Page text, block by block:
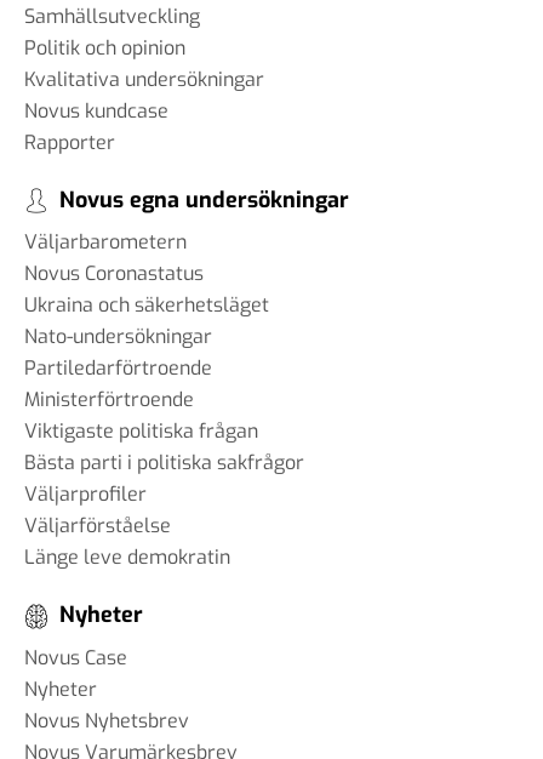
Samhällsutveckling
Politik och opinion
Kvalitativa undersökningar
Novus kundcase
Rapporter
Novus egna undersökningar
Väljarbarometern
Novus Coronastatus
Ukraina och säkerhetsläget
Nato-undersökningar
Partiledarförtroende
Ministerförtroende
Viktigaste politiska frågan
Bästa parti i politiska sakfrågor
Väljarprofiler
Väljarförståelse
Länge leve demokratin
Nyheter
Novus Case
Nyheter
Novus Nyhetsbrev
Novus Varumärkesbrev